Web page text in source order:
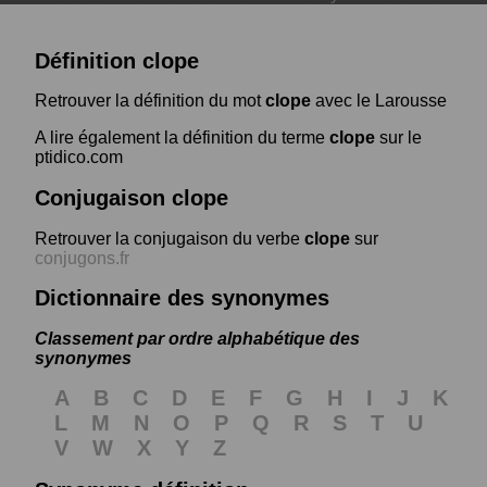
Définition clope
Retrouver la définition du motclope avec le Larousse
A lire également la définition du terme clope sur le
ptidico.com
Conjugaison clope
Retrouver la conjugaison du verbe clope sur
conjugons.fr
Dictionnaire des synonymes
Classement par ordre alphabétique des
synonymes
A B C D E F G H I J
K
L
M N O P Q R S T
U
V
W X Y
Z